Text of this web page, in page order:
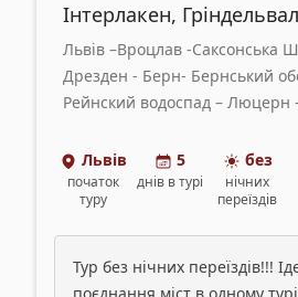
Інтерлакен,
Львів –Вроцлав -Саксонська
Дрезден - Берн- Бернський
Рейнский водоспад – Люцерн
Львів
початок
туру
5
днів в турі
без
нічних
переїздів
Тур без нічних переїздів!!!